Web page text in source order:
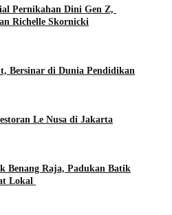
Pernikahan Dini Gen Z,
Richelle Skornicki
Bersinar di Dunia Pendidikan
Le Nusa di Jakarta
Benang Raja, Padukan Batik
Lokal